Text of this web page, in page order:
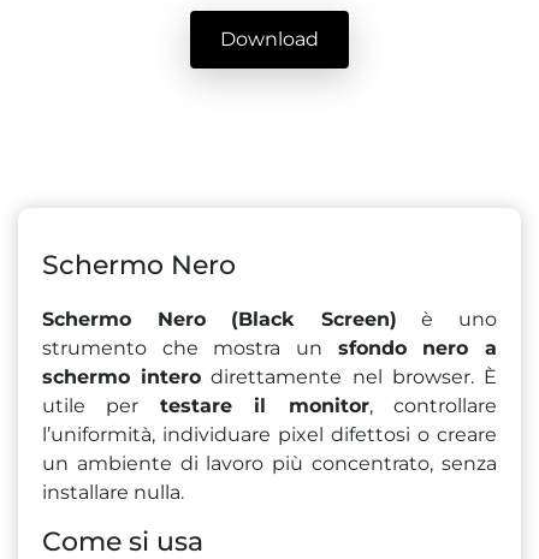
Download
Schermo Nero
Schermo Nero (Black Screen) è uno
strumento che mostra un sfondo nero a
schermo intero direttamente nel browser. È
utile per testare il monitor, controllare
l’uniformità, individuare pixel difettosi o creare
un ambiente di lavoro più concentrato, senza
installare nulla.
Come si usa